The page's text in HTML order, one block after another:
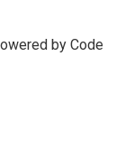
by Code